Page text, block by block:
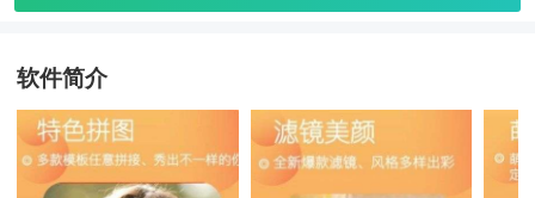
软件简介